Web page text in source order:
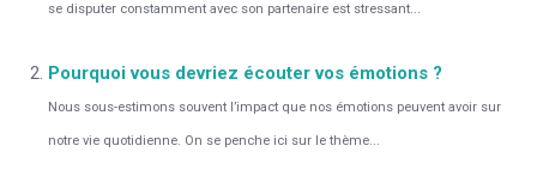
se disputer constamment avec son partenaire est stressant...
Pourquoi vous devriez écouter vos émotions ?
Nous sous-estimons souvent l’impact que nos émotions peuvent avoir sur
notre vie quotidienne. On se penche ici sur le thème...